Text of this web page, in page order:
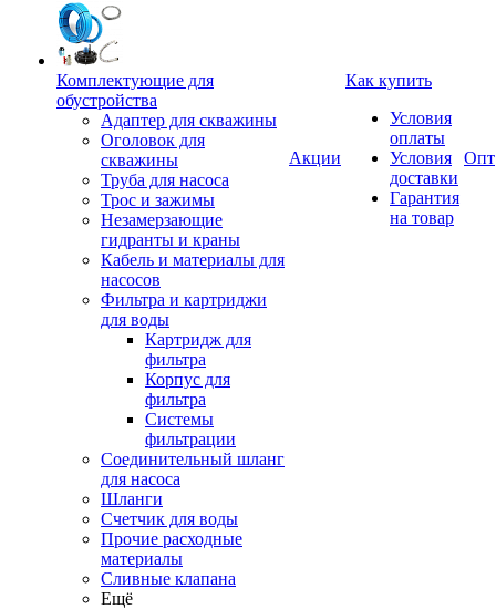
Комплектующие для
обустройства
Адаптер для скважины
Оголовок для
скважины
Труба для насоса
Трос и зажимы
Незамерзающие
гидранты и краны
Кабель и материалы для
насосов
Фильтра и картриджи
для воды
Картридж для
фильтра
Корпус для
фильтра
Системы
фильтрации
Соединительный шланг
для насоса
Шланги
Счетчик для воды
Прочие расходные
материалы
Сливные клапана
Ещё
Акции
Как купить
Условия
оплаты
Условия
доставки
Гарантия
на товар
Опт